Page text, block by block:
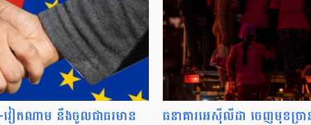
-វៀតណាម នឹងចូលជាធរមាន​ ធនាគារអេស៊ីលីដា ចេញមុខច្រ